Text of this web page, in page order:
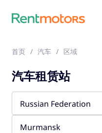
首页 汽车 区域
汽车租赁站
Russian Federation
Murmansk